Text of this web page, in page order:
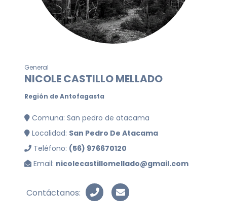
General
NICOLE CASTILLO MELLADO
Región de Antofagasta
Comuna: San pedro de atacama
Localidad: San Pedro De Atacama
Teléfono: (56) 976670120
Email: nicolecastillomellado@gmail.com
Contáctanos: